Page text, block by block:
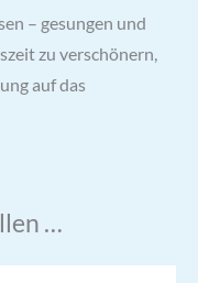
– gesungen und
zu verschönern,
auf das
…